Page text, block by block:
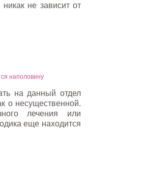
не зависит от
наполовину
на данный отдел
о несущественной.
лечения или
еще находится